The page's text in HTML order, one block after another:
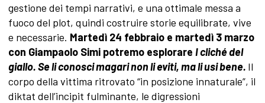
gestione dei tempi narrativi, e una ottimale messa a
fuoco del plot, quindi costruire storie equilibrate, vive
e necessarie. Martedì 24 febbraio e martedì 3 marzo
con Giampaolo Simi potremo esplorare I cliché del
giallo. Se li conosci magari non li eviti, ma li usi bene. Il
corpo della vittima ritrovato “in posizione innaturale”, il
diktat dell’incipit fulminante, le digressioni